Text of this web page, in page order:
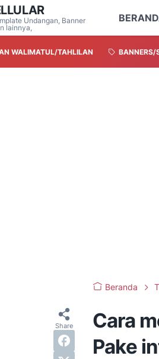
Undangan, Banner
lainnya,
WALIMATUL/TAHLILAN BANNERS/
Beranda
Cara
Pake